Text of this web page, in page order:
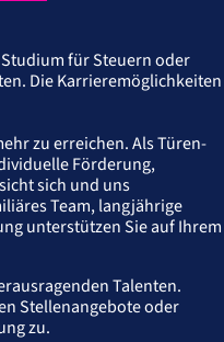
für Steuern oder
Die Karrieremöglichkeiten
zu erreichen. Als Türen-
Förderung,
sich und uns
Team, langjährige
unterstützen Sie auf Ihrem
Talenten.
Stellenangebote oder
zu.